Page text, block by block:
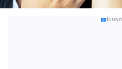
โฆษณา